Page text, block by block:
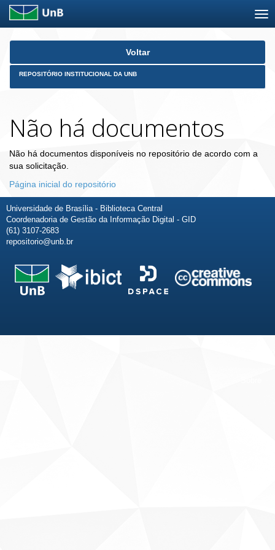
Skip
Voltar
REPOSITÓRIO INSTITUCIONAL DA UNB
Não há documentos
Não há documentos disponíveis no repositório de acordo com a
sua solicitação.
Página inicial do repositório
Universidade de Brasília - Biblioteca Central
Coordenadoria de Gestão da Informação Digital - GID
(61) 3107-2683
repositorio@unb.br